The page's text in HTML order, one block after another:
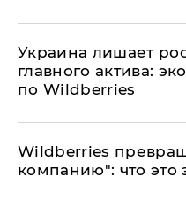
​Украина лишает
главного актива:
по Wildberries
Wildberries
компанию": что это